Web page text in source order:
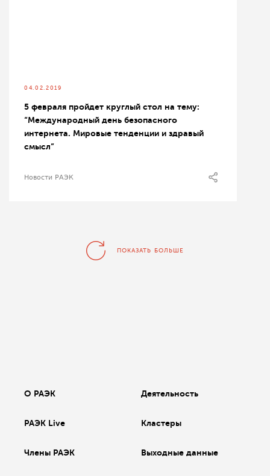
04.02.2019
5 февраля пройдет круглый стол на тему:
“Международный день безопасного
интернета. Мировые тенденции и здравый
смысл”
Новости РАЭК
ПОКАЗАТЬ БОЛЬШЕ
О РАЭК Деятельность
РАЭК Live Кластеры
Члены РАЭК Выходные данные